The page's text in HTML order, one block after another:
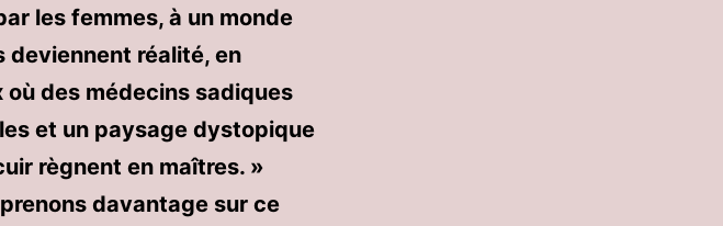
les femmes, à un monde
deviennent réalité, en
des médecins sadiques
et un paysage dystopique
règnent en maîtres. »
davantage sur ce